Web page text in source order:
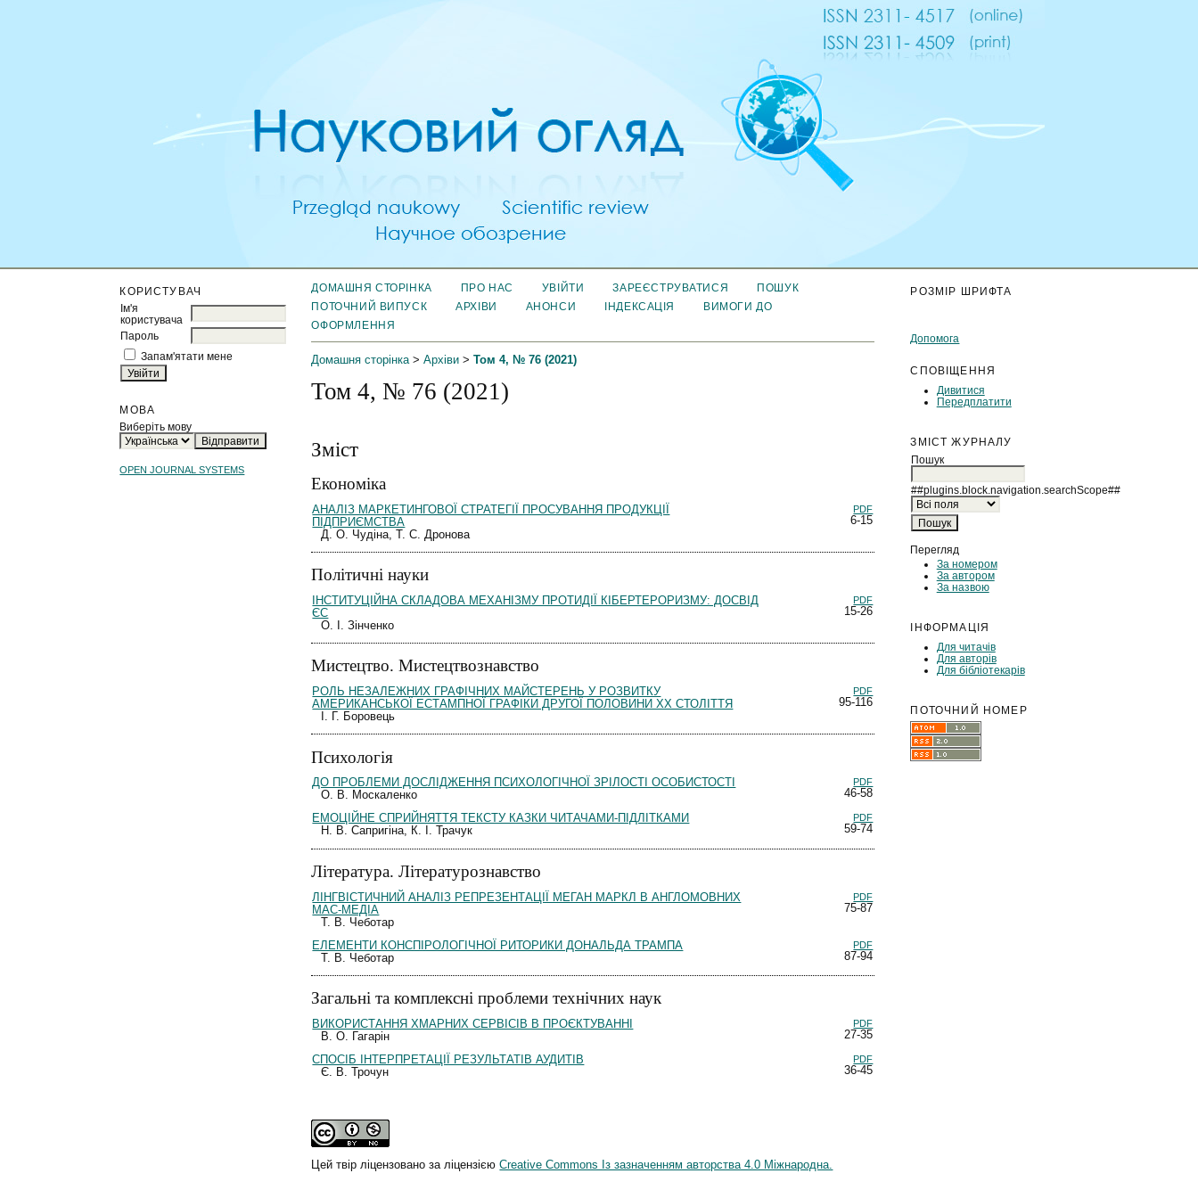
КОРИСТУВАЧ
Ім'я
користувача
Пароль
Запам'ятати мене
МОВА
Виберіть мову
OPEN JOURNAL SYSTEMS
РОЗМІР ШРИФТА
Допомога
СПОВІЩЕННЯ
Дивитися
Передплатити
ЗМІСТ ЖУРНАЛУ
Пошук
##plugins.block.navigation.searchScope##
Перегляд
За номером
За автором
За назвою
ІНФОРМАЦІЯ
Для читачів
Для авторів
Для бібліотекарів
ПОТОЧНИЙ НОМЕР
ДОМАШНЯ СТОРІНКА ПРО НАС УВІЙТИ ЗАРЕЄСТРУВАТИСЯ
ПОШУК
ПОТОЧНИЙ ВИПУСК
АРХІВИ АНОНСИ ІНДЕКСАЦІЯ
ВИМОГИ ДО
ОФОРМЛЕННЯ
Домашня сторінка >Архіви >Том 4, № 76 (2021)
Том 4, № 76 (2021)
Зміст
Економіка
АНАЛІЗ МАРКЕТИНГОВОЇ СТРАТЕГІЇ ПРОСУВАННЯ ПРОДУКЦІЇ
ПІДПРИЄМСТВА
Д. О. Чудіна, Т. С. Дронова
PDF
6-15
Політичні науки
ІНСТИТУЦІЙНА СКЛАДОВА МЕХАНІЗМУ ПРОТИДІЇ КІБЕРТЕРОРИЗМУ: ДОСВІД
ЄС
О. І. Зінченко
PDF
15-26
Мистецтво. Мистецтвознавство
РОЛЬ НЕЗАЛЕЖНИХ ГРАФІЧНИХ МАЙСТЕРЕНЬ У РОЗВИТКУ
АМЕРИКАНСЬКОЇ ЕСТАМПНОЇ ГРАФІКИ ДРУГОЇ ПОЛОВИНИ ХХ СТОЛІТТЯ
І. Г. Боровець
PDF
95-116
Психологія
ДО ПРОБЛЕМИ ДОСЛІДЖЕННЯ ПСИХОЛОГІЧНОЇ ЗРІЛОСТІ ОСОБИСТОСТІ
О. В. Москаленко
PDF
46-58
ЕМОЦІЙНЕ СПРИЙНЯТТЯ ТЕКСТУ КАЗКИ ЧИТАЧАМИ-ПІДЛІТКАМИ
Н. В. Сапригіна, К. І. Трачук
PDF
59-74
Література. Літературознавство
ЛІНГВІСТИЧНИЙ АНАЛІЗ РЕПРЕЗЕНТАЦІЇ МЕГАН МАРКЛ В АНГЛОМОВНИХ
МАС-МЕДІА
Т. В. Чеботар
PDF
75-87
ЕЛЕМЕНТИ КОНСПІРОЛОГІЧНОЇ РИТОРИКИ ДОНАЛЬДА ТРАМПА
Т. В. Чеботар
PDF
87-94
Загальні та комплексні проблеми технічних наук
ВИКОРИСТАННЯ ХМАРНИХ СЕРВІСІВ В ПРОЄКТУВАННІ
В. О. Гагарін
PDF
27-35
СПОСІБ ІНТЕРПРЕТАЦІЇ РЕЗУЛЬТАТІВ АУДИТІВ
Є. В. Трочун
PDF
36-45
Цей твір ліцензовано за ліцензієюCreative Commons Із зазначенням авторства 4.0 Міжнародна.